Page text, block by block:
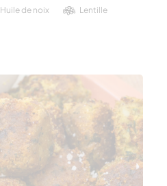
Huile de noix Lentille